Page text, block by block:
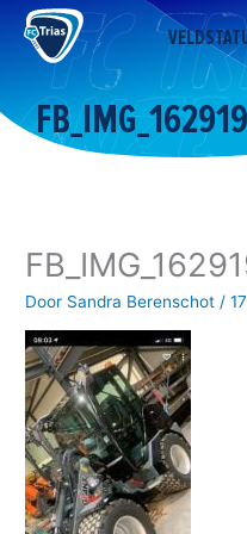
naar
inhoud
Door Sandra Berenschot /